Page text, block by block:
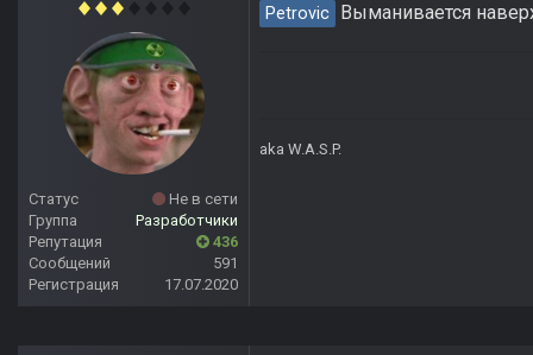
Статус
Не в сети
Группа
Разработчики
Репутация
436
Сообщений
591
Регистрация
17.07.2020
Petrovic Выманивается
aka W.A.S.P.